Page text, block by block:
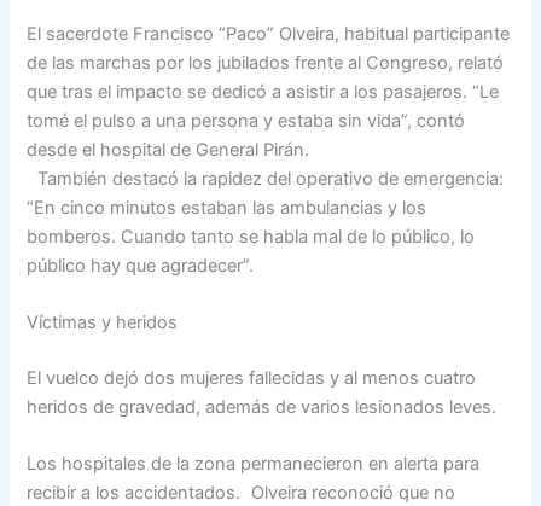
El sacerdote Francisco “Paco” Olveira, habitual participante
de las marchas por los jubilados frente al Congreso, relató
que tras el impacto se dedicó a asistir a los pasajeros. “Le
tomé el pulso a una persona y estaba sin vida”, contó
desde el hospital de General Pirán.
También destacó la rapidez del operativo de emergencia:
“En cinco minutos estaban las ambulancias y los
bomberos. Cuando tanto se habla mal de lo público, lo
público hay que agradecer”.
Víctimas y heridos
El vuelco dejó dos mujeres fallecidas y al menos cuatro
heridos de gravedad, además de varios lesionados leves.
Los hospitales de la zona permanecieron en alerta para
recibir a los accidentados. Olveira reconoció que no